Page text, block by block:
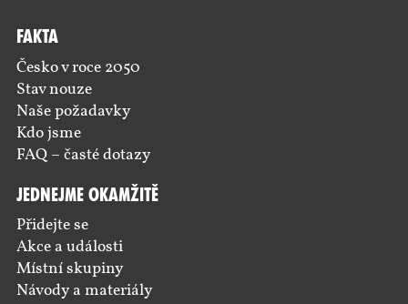
Fakta
Česko v roce 2050
Stav nouze
Naše požadavky
Kdo jsme
FAQ – časté dotazy
Jednejme okamžitě
Přidejte se
Akce a události
Místní skupiny
Návody a materiály